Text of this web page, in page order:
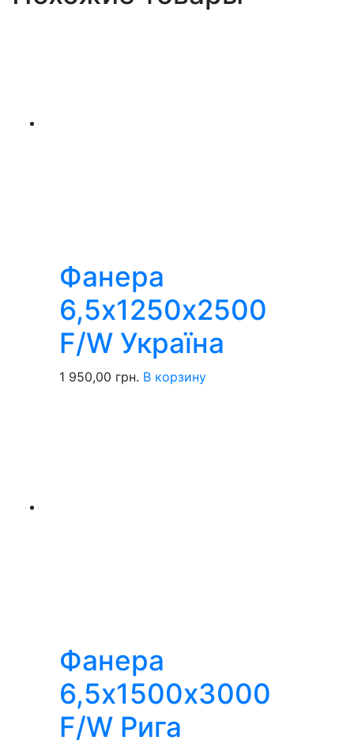
Фанера
6,5х1250х2500
F/W Україна
1 950,00 грн. В корзину
Фанера
6,5х1500х3000
F/W Рига